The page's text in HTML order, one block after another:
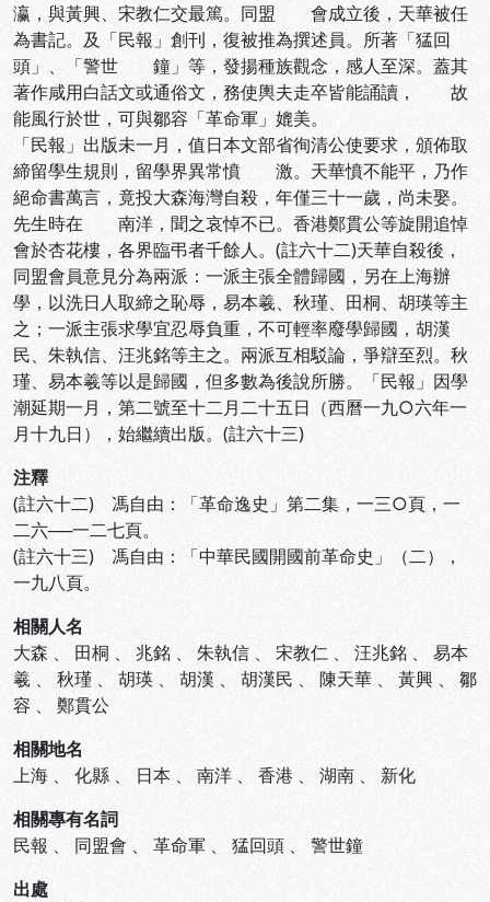
瀛，與黃興、宋教仁交最篤。同盟 會成立後，天華被任
為書記。及「民報」創刊，復被推為撰述員。所著「猛回
頭」、「警世 鐘」等，發揚種族觀念，感人至深。蓋其
著作咸用白話文或通俗文，務使輿夫走卒皆能誦讀， 故
能風行於世，可與鄒容「革命軍」媲美。
「民報」出版未一月，值日本文部省徇清公使要求，頒佈取
締留學生規則，留學界異常憤 激。天華憤不能平，乃作
絕命書萬言，竟投大森海灣自殺，年僅三十一歲，尚未娶。
先生時在 南洋，聞之哀悼不已。香港鄭貫公等旋開追悼
會於杏花樓，各界臨弔者千餘人。(註六十二)天華自殺後，
同盟會員意見分為兩派：一派主張全體歸國，另在上海辦
學，以洗日人取締之恥辱，易本羲、秋瑾、田桐、胡瑛等主
之；一派主張求學宜忍辱負重，不可輕率廢學歸國，胡漢
民、朱執信、汪兆銘等主之。兩派互相駁論，爭辯至烈。秋
瑾、易本羲等以是歸國，但多數為後說所勝。「民報」因學
潮延期一月，第二號至十二月二十五日（西曆一九○六年一
月十九日），始繼續出版。(註六十三)
注釋
(註六十二) 馮自由：「革命逸史」第二集，一三○頁，一
二六──一二七頁。
(註六十三) 馮自由：「中華民國開國前革命史」（二），
一九八頁。
相關人名
大森 、 田桐 、 兆銘 、 朱執信 、 宋教仁 、 汪兆銘 、 易本
羲 、 秋瑾 、 胡瑛 、 胡漢 、 胡漢民 、 陳天華 、 黃興 、 鄒
容 、 鄭貫公
相關地名
上海 、 化縣 、 日本 、 南洋 、 香港 、 湖南 、 新化
相關專有名詞
民報 、 同盟會 、 革命軍 、 猛回頭 、 警世鐘
出處